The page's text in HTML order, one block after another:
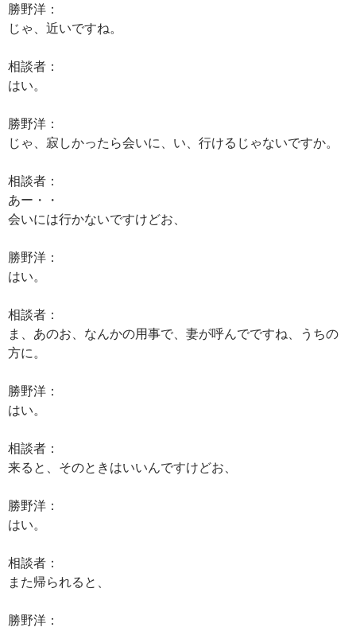
勝野洋：
じゃ、近いですね。
相談者：
はい。
勝野洋：
じゃ、寂しかったら会いに、い、行けるじゃないですか。
相談者：
あー・・
会いには行かないですけどお、
勝野洋：
はい。
相談者：
ま、あのお、なんかの用事で、妻が呼んでですね、うちの
方に。
勝野洋：
はい。
相談者：
来ると、そのときはいいんですけどお、
勝野洋：
はい。
相談者：
また帰られると、
勝野洋：